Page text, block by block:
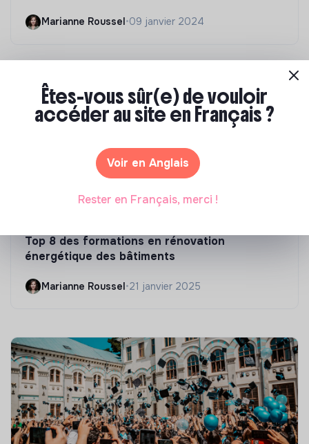
Marianne Roussel•09 janvier 2024
Top 8 des formations en rénovation
énergétique des bâtiments
Marianne Roussel•21 janvier 2025
Êtes-vous sûr(e) de vouloir
accéder au site en Français ?
Voir en Anglais
Rester en Français, merci !